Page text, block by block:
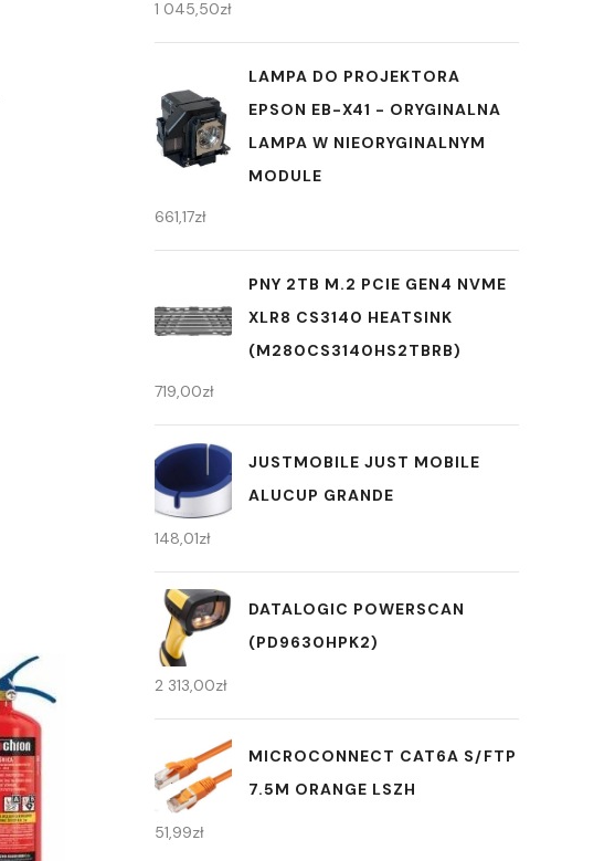
1 045,50zł
LAMPA DO PROJEKTORA
EPSON EB-X41 - ORYGINALNA
LAMPA W NIEORYGINALNYM
MODULE
661,17zł
PNY 2TB M.2 PCIE GEN4 NVME
XLR8 CS3140 HEATSINK
(M280CS3140HS2TBRB)
719,00zł
JUSTMOBILE JUST MOBILE
ALUCUP GRANDE
148,01zł
DATALOGIC POWERSCAN
(PD9630HPK2)
2 313,00zł
MICROCONNECT CAT6A S/FTP
7.5M ORANGE LSZH
51,99zł